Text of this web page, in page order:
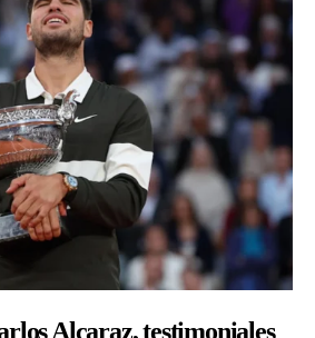
Alcaraz, testimoniales